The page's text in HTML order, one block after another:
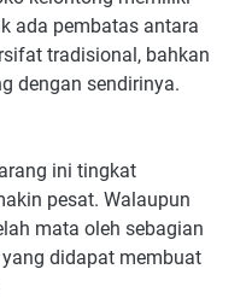
ada pembatas antara
tradisional, bahkan
dengan sendirinya.
ini tingkat
pesat. Walaupun
mata oleh sebagian
didapat membuat